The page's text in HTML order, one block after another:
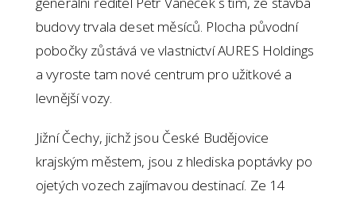
budovy trvala deset měsíců. Plocha původní
pobočky zůstává ve vlastnictví AURES Holdings
a vyroste tam nové centrum pro užitkové a
levnější vozy.
Jižní Čechy, jichž jsou České Budějovice
krajským městem, jsou z hlediska poptávky po
ojetých vozech zajímavou destinací. Ze 14